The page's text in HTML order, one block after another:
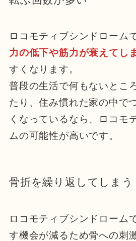
ロコモティブシンドローム
力の低下や筋力が衰えてし
すくなります。
普段の生活で何もないとこ
たり、住み慣れた家の中で
くなっているなら、ロコモ
ムの可能性が高いです。
骨折を繰り返してしまう
ロコモティブシンドローム
す機会が減るため骨への刺